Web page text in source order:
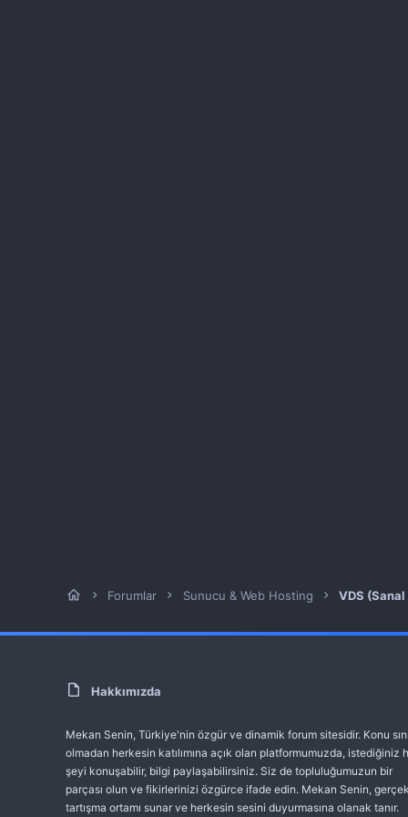
Forumlar Sunucu & Web Hosting VDS
Hakkımızda
Mekan Senin, Türkiye'nin özgür ve dinamik forum sitesidir. Konu
olmadan herkesin katılımına açık olan platformumuzda, istediğiniz
şeyi konuşabilir, bilgi paylaşabilirsiniz. Siz de topluluğumuzun bir
parçası olun ve fikirlerinizi özgürce ifade edin. Mekan Senin,
tartışma ortamı sunar ve herkesin sesini duyurmasına olanak tanır.